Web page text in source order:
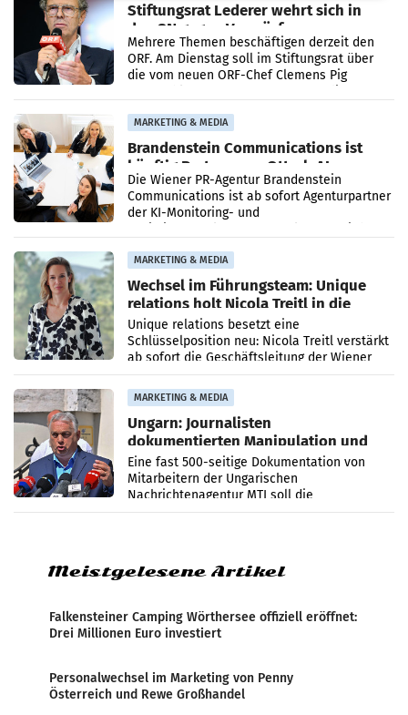
Stiftungsrat Lederer wehrt sich in
den SN gegen Vorwürfe
Mehrere Themen beschäftigen derzeit den
ORF. Am Dienstag soll im Stiftungsrat über
die vom neuen ORF-Chef Clemens Pig
MARKETING & MEDIA
Brandenstein Communications ist
künftig Partner von OtterlyAI
Die Wiener PR-Agentur Brandenstein
Communications ist ab sofort Agenturpartner
der KI-Monitoring- und
MARKETING & MEDIA
Wechsel im Führungsteam: Unique
relations holt Nicola Treitl in die
Geschäftsleitung
Unique relations besetzt eine
Schlüsselposition neu: Nicola Treitl verstärkt
ab sofort die Geschäftsleitung der Wiener
PR-Agentur an der Seite von Josef Kalina und
Anna Kalina-Mahr.
MARKETING & MEDIA
Ungarn: Journalisten
dokumentierten Manipulation und
Zensur
Eine fast 500-seitige Dokumentation von
Mitarbeitern der Ungarischen
Nachrichtenagentur MTI soll die
systematische Nachrichten-Manipulation und
Meistgelesene Artikel
Falkensteiner Camping Wörthersee offiziell eröffnet:
Drei Millionen Euro investiert
Personalwechsel im Marketing von Penny
Österreich und Rewe Großhandel